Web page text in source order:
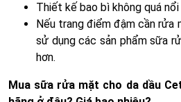
Thiết kế bao bì không quá
Nếu trang điểm đậm cần rửa
sử dụng các sản phẩm sữa
hơn.
Mua sữa rửa mặt cho da dầu